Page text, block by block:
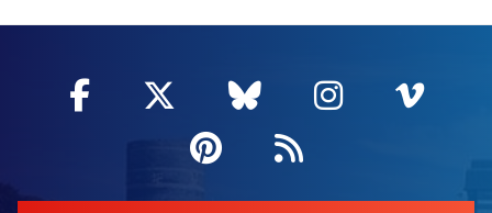
Facebook
, Ouvre une nouvelle fenêtre
Twitter
, Ouvre une nouvelle
Bluesky
, Ouvre une
Instagram
, Ouvre
,
Pinterest
, Ouvre une
Flux RSS